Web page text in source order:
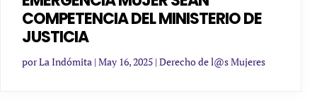
COMPETENCIA DEL MINISTERIO DE
JUSTICIA
porLa Indómita | May 16, 2025 | Derecho de l@s Mujeres